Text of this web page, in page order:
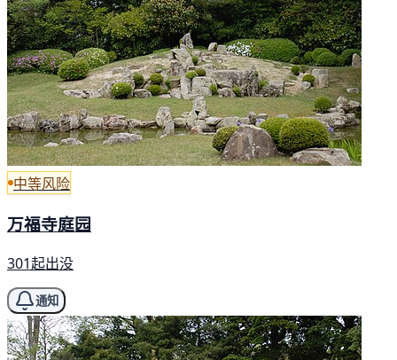
中等风险
万福寺庭园
301起出没
通知